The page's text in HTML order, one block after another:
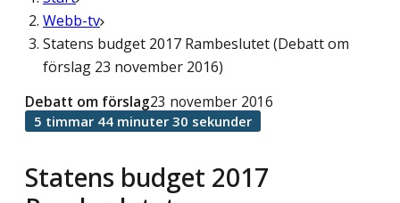
Webb-tv
Statens budget 2017 Rambeslutet (Debatt om
förslag 23 november 2016)
Statens budget 2017
Debatt om förslag23 november 2016
5 timmar 44 minuter 30 sekunder